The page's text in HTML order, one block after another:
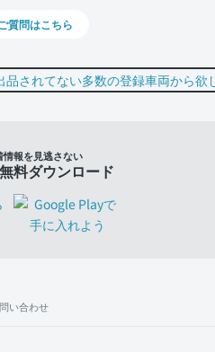
い合わせ
質問はこちら
情報を見逃さない
料ダウンロード